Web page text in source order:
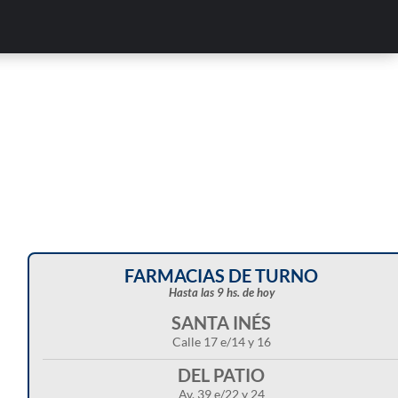
FARMACIAS DE TURNO
Hasta las 9 hs. de hoy
SANTA INÉS
Calle 17 e/14 y 16
DEL PATIO
Av. 39 e/22 y 24